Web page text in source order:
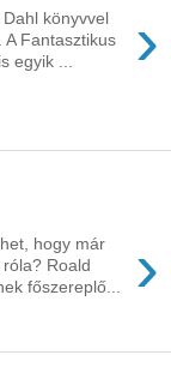
›
könyvvel
Fantasztikus
egyik ...
›
hogy már
Roald
főszereplő...